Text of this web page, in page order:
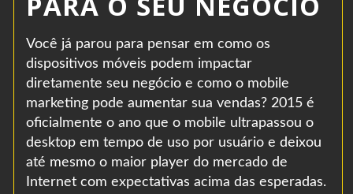
Você já parou para pensar em como os
dispositivos móveis podem impactar
diretamente seu negócio e como o mobile
marketing pode aumentar sua vendas? 2015 é
oficialmente o ano que o mobile ultrapassou o
desktop em tempo de uso por usuário e deixou
até mesmo o maior player do mercado de
Internet com expectativas acima das esperadas.